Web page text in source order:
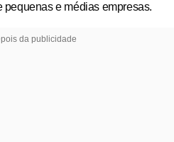
pequenas e médias empresas.
da publicidade